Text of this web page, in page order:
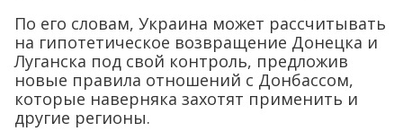
По его словам, Украина может рассчитывать
на гипотетическое возвращение Донецка и
Луганска под свой контроль, предложив
новые правила отношений с Донбассом,
которые наверняка захотят применить и
другие регионы.